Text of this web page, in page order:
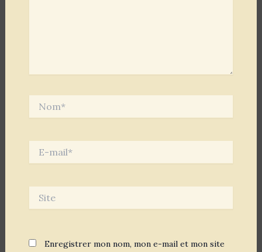
mail*
Enregistrer mon nom, mon e-mail et mon site